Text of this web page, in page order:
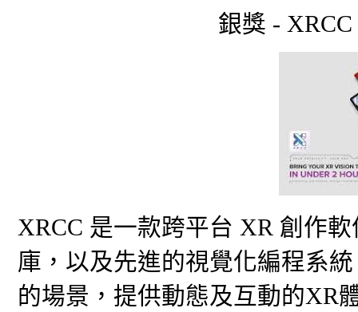
銀獎 -
XRCC 是一款跨平台 XR 創作
庫，以及先進的視覺化編程系
的場景，提供動態及互動的XR